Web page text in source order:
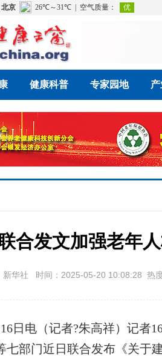
健康科普 专家园地
合发文加强老年
新华社 时间：2025-05-20 10:08:28 热
电（记者?朱高祥）记者
七部门近日联合发布《关于